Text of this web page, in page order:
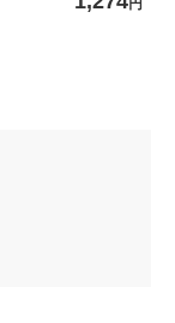
円